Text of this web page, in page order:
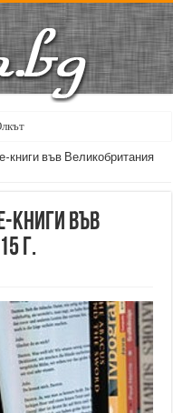
книги във Великобритания
книги във
г.